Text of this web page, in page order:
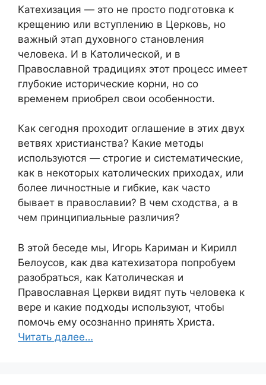
Катехизация — это не просто подготовка к
крещению или вступлению в Церковь, но
важный этап духовного становления
человека. И в Католической, и в
Православной традициях этот процесс имеет
глубокие исторические корни, но со
временем приобрел свои особенности.
Как сегодня проходит оглашение в этих двух
ветвях христианства? Какие методы
используются — строгие и систематические,
как в некоторых католических приходах, или
более личностные и гибкие, как часто
бывает в православии? В чем сходства, а в
чем принципиальные различия?
В этой беседе мы, Игорь Кариман и Кирилл
Белоусов, как два катехизатора попробуем
разобраться, как Католическая и
Православная Церкви видят путь человека к
вере и какие подходы используют, чтобы
помочь ему осознанно принять Христа.
Читать далее…